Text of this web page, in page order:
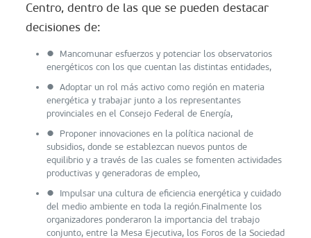
Centro, dentro de las que se pueden destacar
decisiones de:
● Mancomunar esfuerzos y potenciar los observatorios
energéticos con los que cuentan las distintas entidades,
● Adoptar un rol más activo como región en materia
energética y trabajar junto a los representantes
provinciales en el Consejo Federal de Energía,
● Proponer innovaciones en la política nacional de
subsidios, donde se establezcan nuevos puntos de
equilibrio y a través de las cuales se fomenten actividades
productivas y generadoras de empleo,
● Impulsar una cultura de eficiencia energética y cuidado
del medio ambiente en toda la región.Finalmente los
organizadores ponderaron la importancia del trabajo
conjunto, entre la Mesa Ejecutiva, los Foros de la Sociedad